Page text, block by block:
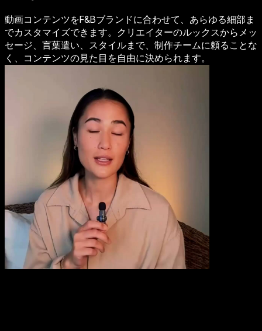
動画コンテンツをF&Bブランドに合わせて、あらゆる細部ま
でカスタマイズできます。クリエイターのルックスからメッ
セージ、言葉遣い、スタイルまで、制作チームに頼ることな
く、コンテンツの見た目を自由に決められます。